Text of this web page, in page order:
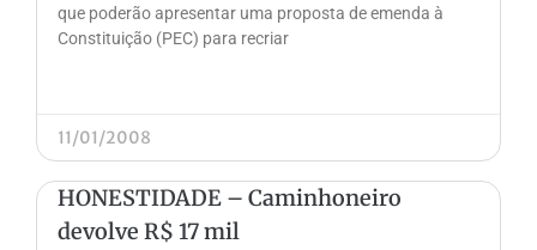
que poderão apresentar uma proposta de emenda à
Constituição (PEC) para recriar
11/01/2008
HONESTIDADE – Caminhoneiro
devolve R$ 17 mil